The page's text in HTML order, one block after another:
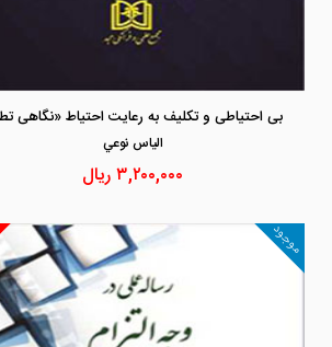
الياس نوعي
۳,۲۰۰,۰۰۰ریال
موجود